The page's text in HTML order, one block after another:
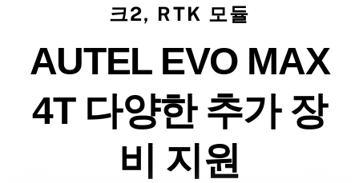
크2, RTK 모듈
AUTEL EVO MAX
4T 다양한 추가 장
비 지원